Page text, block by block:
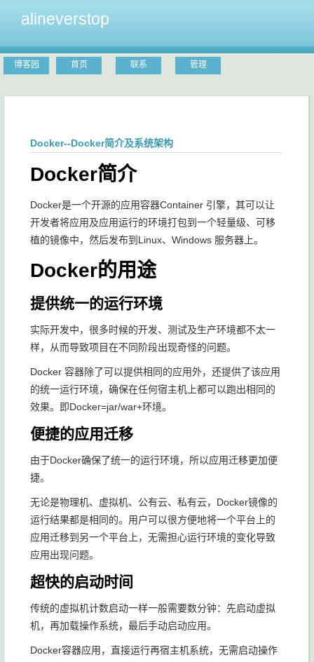
alineverstop
博客园 首页 联系 管理
Docker--Docker简介及系统架构
Docker简介
Docker是一个开源的应用容器Container 引擎，其可以让
开发者将应用及应用运行的环境打包到一个轻量级、可移
植的镜像中，然后发布到Linux、Windows 服务器上。
Docker的用途
提供统一的运行环境
实际开发中，很多时候的开发、测试及生产环境都不太一
样，从而导致项目在不同阶段出现奇怪的问题。
Docker 容器除了可以提供相同的应用外，还提供了该应用
的统一运行环境，确保在任何宿主机上都可以跑出相同的
效果。即Docker=jar/war+环境。
便捷的应用迁移
由于Docker确保了统一的运行环境，所以应用迁移更加便
捷。
无论是物理机、虚拟机、公有云、私有云，Docker镜像的
运行结果都是相同的。用户可以很方便地将一个平台上的
应用迁移到另一个平台上，无需担心运行环境的变化导致
应用出现问题。
超快的启动时间
传统的虚拟机计数启动一样一般需要数分钟：先启动虚拟
机，再加载操作系统，最后手动启动应用。
Docker容器应用，直接运行再宿主机系统，无需启动操作